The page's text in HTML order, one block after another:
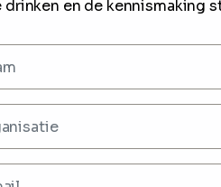
en de kennismaking